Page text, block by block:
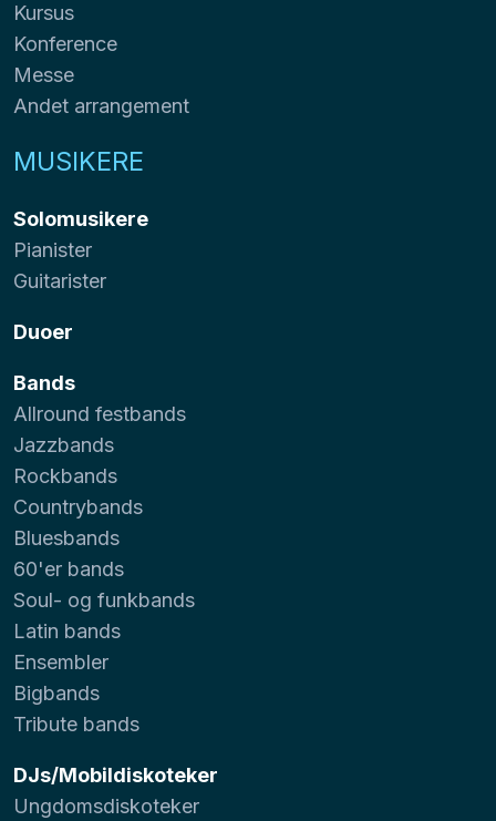
Kursus
Konference
Messe
Andet arrangement
MUSIKERE
Solomusikere
Pianister
Guitarister
Duoer
Bands
Allround festbands
Jazzbands
Rockbands
Countrybands
Bluesbands
60'er bands
Soul- og funkbands
Latin bands
Ensembler
Bigbands
Tribute bands
DJs/Mobildiskoteker
Ungdomsdiskoteker